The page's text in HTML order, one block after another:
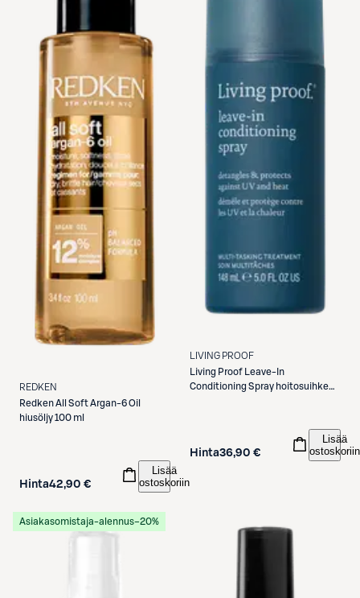
REDKEN
RedkenAll Soft Argan-6 Oil
hiusöljy 100 ml
Hinta42,90 €
Lisää
ostoskoriin
LIVING PROOF
Living Proof
Leave-In
Conditioning Spray hoitosuihke
Hinta36,90 €
Lisää
ostoskoriin
Asiakasomistaja-alennus−20%